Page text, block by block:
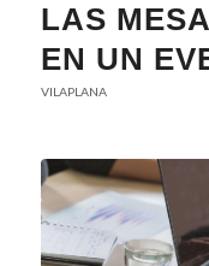
LAS
EN UN
VILAPLANA